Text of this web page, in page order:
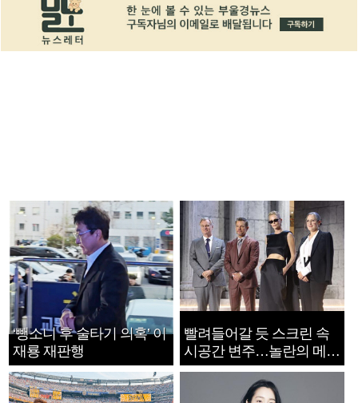
‘뺑소니 후 술타기 의혹’ 이
재룡 재판행
빨려들어갈 듯 스크린 속
시공간 변주…놀란의 메시
지는 ‘전쟁 속죄’